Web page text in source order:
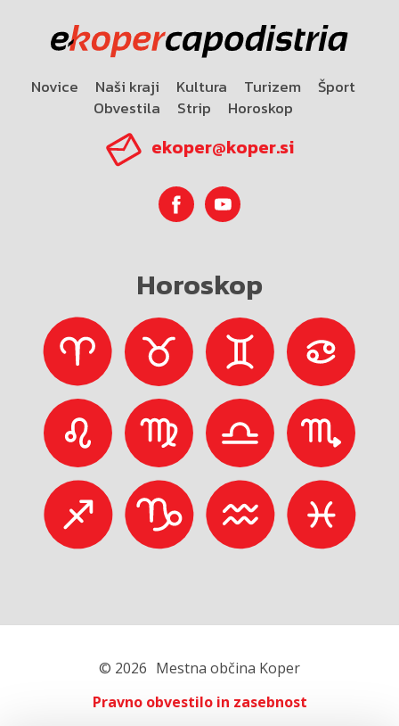
Novice Naši kraji Kultura Turizem
Šport
Obvestila
Strip Horoskop
ekoper@koper.si
Horoskop
© 2026 Mestna občina Koper
Pravno obvestilo in zasebnost